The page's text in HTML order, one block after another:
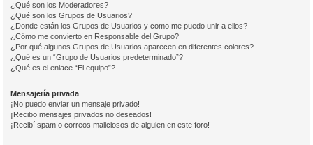
¿Qué son los Moderadores?
¿Qué son los Grupos de Usuarios?
¿Donde están los Grupos de Usuarios y como me puedo unir a ellos?
¿Cómo me convierto en Responsable del Grupo?
¿Por qué algunos Grupos de Usuarios aparecen en diferentes colores?
¿Qué es un “Grupo de Usuarios predeterminado”?
¿Qué es el enlace “El equipo”?
Mensajería privada
¡No puedo enviar un mensaje privado!
¡Recibo mensajes privados no deseados!
¡Recibí spam o correos maliciosos de alguien en este foro!